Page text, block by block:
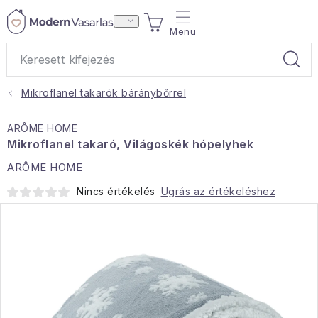
Ugrás
KOSÁR
Otthoni illatok
Hobbi és kert
Mikroflanel takarók báránybőrrel
ARÔME HOME
Mikroflanel takaró, Világoskék hópelyhek
ARÔME HOME
Nincs értékelés Ugrás az értékeléshez